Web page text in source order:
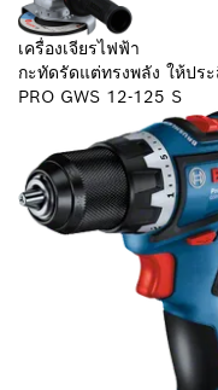
เครื่องเจียรไฟฟ้า
กะทัดรัดแต่ทรงพลัง ให้ปร
PRO GWS 12-125 S